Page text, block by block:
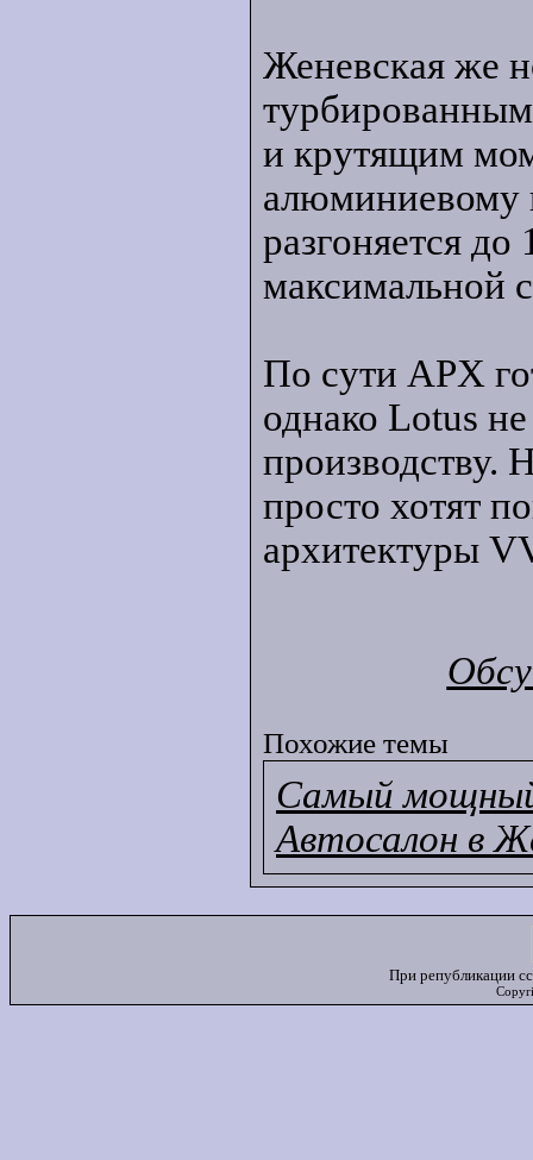
Женевская же
и крутящим
алюминиевому
разгоняется
максимальной
По сути APX
однако Lotus
производству.
просто хотят
архитектуры
Похожие темы
Самый
Автосалон в
При републикации